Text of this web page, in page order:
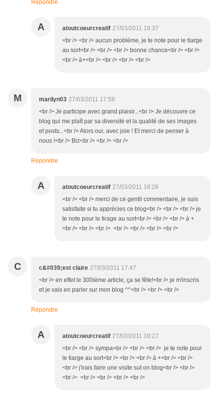
Répondre
A atoutcoeurcreatif 27/03/2011 18:37
<br /> <br /> aucun problème, je te note pour le tiarge
au sort<br /> <br /> <br /> bonne chance<br /> <br />
<br /> à+<br /> <br /> <br /> <br />
M marilyn03 27/03/2011 17:58
<br /> Je participe avec grand plaisir...<br /> Je découvre ce
blog qui me plaît par sa diversité et la qualité de ses images
et posts...<br /> Alors oui, avec joie ! Et merci de penser à
nous !<br /> Biz<br /> <br /> <br />
Répondre
A atoutcoeurcreatif 27/03/2011 18:26
<br /> <br /> merci de ce gentil commentaire, je suis
satisfaite si tu apprécies ce blog<br /> <br /> <br /> je
te note pour le tirage au sort<br /> <br /> <br /> à +
<br /> <br /> <br /> <br /> <br /> <br /> <br />
C c&#039;est claire 27/03/2011 17:47
<br /> en effet le 300ième article, ça se fête!<br /> je m'inscris
et je vais en parler sur mon blog ^^<br /> <br /> <br />
Répondre
A atoutcoeurcreatif 27/03/2011 18:27
<br /> <br /> sympa<br /> <br /> <br /> je te note pour
le tiarge au sort<br /> <br /> <br /> à +<br /> <br />
<br /> j'irais faire une visite sut on blog<br /> <br />
<br /> <br /> <br /> <br /> <br />